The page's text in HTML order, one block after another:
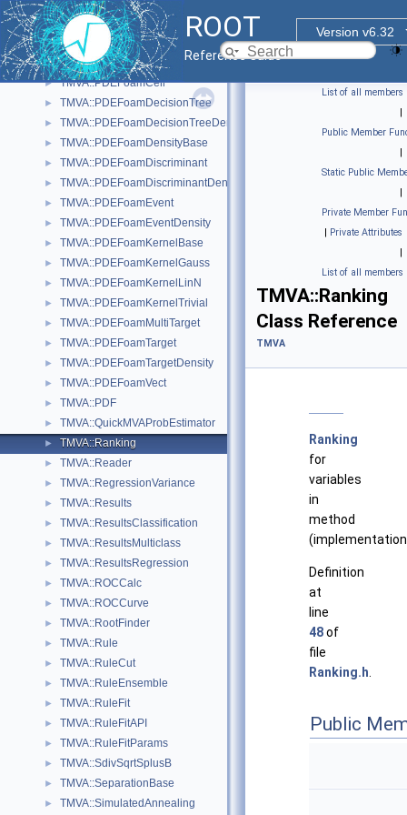
ROOT
Version v6.32
Reference Guide
► TMVA::OptimizeConfigParameters
► TMVA::OptionBase
► TMVA::OptionMap
► TMVA::PDEFoam
► TMVA::PDEFoamCell
► TMVA::PDEFoamDecisionTree
► TMVA::PDEFoamDecisionTreeDensity
► TMVA::PDEFoamDensityBase
► TMVA::PDEFoamDiscriminant
► TMVA::PDEFoamDiscriminantDensity
► TMVA::PDEFoamEvent
► TMVA::PDEFoamEventDensity
► TMVA::PDEFoamKernelBase
► TMVA::PDEFoamKernelGauss
► TMVA::PDEFoamKernelLinN
► TMVA::PDEFoamKernelTrivial
► TMVA::PDEFoamMultiTarget
► TMVA::PDEFoamTarget
► TMVA::PDEFoamTargetDensity
► TMVA::PDEFoamVect
► TMVA::PDF
► TMVA::QuickMVAProbEstimator
► TMVA::Ranking
► TMVA::Reader
► TMVA::RegressionVariance
► TMVA::Results
► TMVA::ResultsClassification
► TMVA::ResultsMulticlass
► TMVA::ResultsRegression
► TMVA::ROCCalc
► TMVA::ROCCurve
► TMVA::RootFinder
► TMVA::Rule
► TMVA::RuleCut
► TMVA::RuleEnsemble
► TMVA::RuleFit
► TMVA::RuleFitAPI
► TMVA::RuleFitParams
► TMVA::SdivSqrtSplusB
► TMVA::SeparationBase
► TMVA::SimulatedAnnealing
List of all members
|
Public Member
|
Static Public
|
Private Member
| Private Attributes
|
List of all members
TMVA::Ranking
Class Reference
TMVA
Ranking
for
variables
in
method
Definition
at
line
48of
file
Ranking.h
Public